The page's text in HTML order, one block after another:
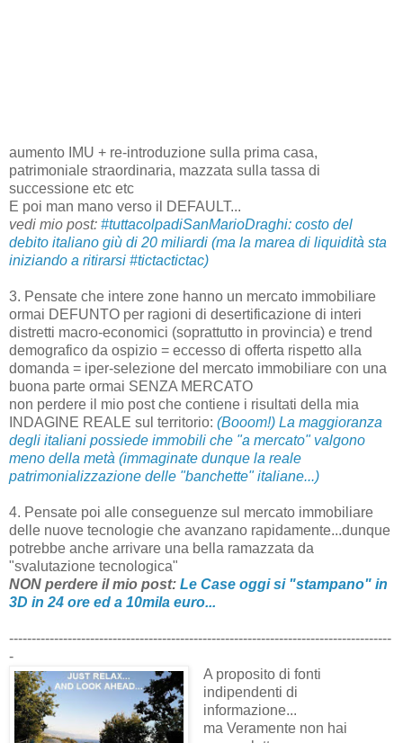
aumento IMU + re-introduzione sulla prima casa,
patrimoniale straordinaria, mazzata sulla tassa di
successione etc etc
E poi man mano verso il DEFAULT...
vedi mio post: #tuttacolpadiSanMarioDraghi: costo del
debito italiano giù di 20 miliardi (ma la marea di liquidità sta
iniziando a ritirarsi #tictactictac)
3. Pensate che intere zone hanno un mercato immobiliare
ormai DEFUNTO per ragioni di desertificazione di interi
distretti macro-economici (soprattutto in provincia) e trend
demografico da ospizio = eccesso di offerta rispetto alla
domanda = iper-selezione del mercato immobiliare con una
buona parte ormai SENZA MERCATO
non perdere il mio post che contiene i risultati della mia
INDAGINE REALE sul territorio: (Booom!) La maggioranza
degli italiani possiede immobili che "a mercato" valgono
meno della metà (immaginate dunque la reale
patrimonializzazione delle "banchette" italiane...)
4. Pensate poi alle conseguenze sul mercato immobiliare
delle nuove tecnologie che avanzano rapidamente...dunque
potrebbe anche arrivare una bella ramazzata da
"svalutazione tecnologica"
NON perdere il mio post: Le Case oggi si "stampano" in
3D in 24 ore ed a 10mila euro...
-------------------------------------------------------------------------------------
-
A proposito di fonti
indipendenti di
informazione...
ma Veramente non hai